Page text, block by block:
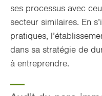
ses processus avec
secteur similaires. En
pratiques,
dans sa stratégie de
à entreprendre.